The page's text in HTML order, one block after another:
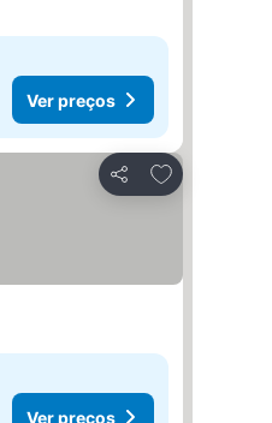
Ver preços
Partilhar
Adicionar
Ver preços